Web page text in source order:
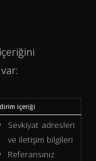
içeriği
Sevkiyat adresleri
ve iletişim bilgileri
Referansınız